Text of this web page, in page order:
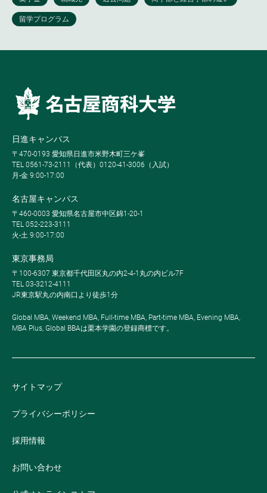
日進キャンパス
〒470-0193 愛知県日進市米野木町三ケ峯
TEL 0561-73-2111（代表）0120-41-3006（入試）
月-金 9:00-17:00
名古屋キャンパス
〒460-0003 愛知県名古屋市中区錦1-20-1
TEL 052-223-3111
火-土 9:00-17:00
東京事務局
〒100-6307 東京都千代田区丸の内2-4-1丸の内ビル7F
TEL 03-3212-4111
JR東京駅丸の内南口より徒歩1分
Global MBA, Weekend MBA, Full-time MBA, Part-time MBA, Evening MBA,
MBA Plus, Global BBAは栗本学園の登録商標です。
サイトマップ
プライバシーポリシー
採用情報
お問い合わせ